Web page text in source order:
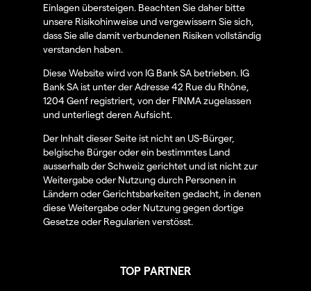
Einlagen übersteigen. Beachten Sie daher bitte
unsere Risikohinweise und vergewissern Sie sich,
dass Sie alle damit verbundenen Risiken vollständig
verstanden haben.
Diese Website wird von IG Bank SA betrieben. IG
Bank SA ist unter der Adresse 42 Rue du Rhône,
1204 Genf registriert, von der FINMA zugelassen
und unterliegt deren Aufsicht.
Der Inhalt dieser Seite ist nicht an US-Bürger,
belgische Bürger oder ein bestimmtes Land
ausserhalb der Schweiz gerichtet und ist nicht zur
Weitergabe oder Nutzung durch Personen in
Ländern oder Gerichtsbarkeiten gedacht, in denen
diese Weitergabe oder Nutzung gegen dortige
Gesetze oder Regularien verstösst.
TOP PARTNER